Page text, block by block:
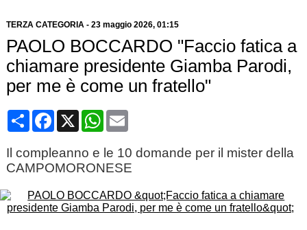
TERZA CATEGORIA- 23 maggio 2026, 01:15
PAOLO BOCCARDO "Faccio fatica a
chiamare presidente Giamba Parodi,
per me è come un fratello"
CondividiFacebook
X WhatsApp
Email
Il compleanno e le 10 domande per il mister della
CAMPOMORONESE